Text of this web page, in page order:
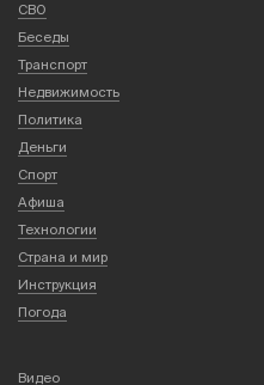
СВО
Беседы
Транспорт
Недвижимость
Политика
Деньги
Спорт
Афиша
Технологии
Страна и мир
Инструкция
Погода
Видео